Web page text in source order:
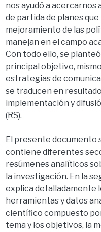
nos ayudó a acercarnos
de partida de planes
mejoramiento de las
manejan en el campo
Con todo ello, se
principal objetivo,
estrategias de
se traducen en
implementación y
(RS).
El presente documento
contiene diferentes
resúmenes analíticos
la investigación. En la
explica detalladamente
herramientas y datos
científico compuesto
tema y los objetivos, la